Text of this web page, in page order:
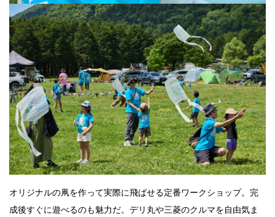
オリジナルの凧を作って実際に飛ばせる定番ワークショップ。完
成後すぐに遊べるのも魅力だ。デリ丸や三菱のクルマを自由気ま